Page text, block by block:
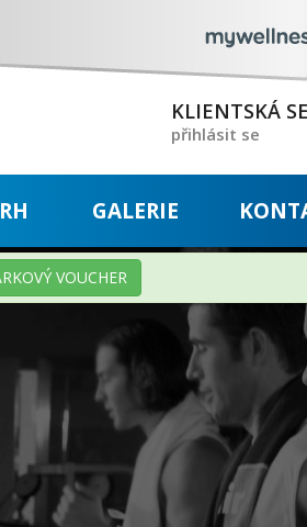
KLIENTSKÁ
přihlásit se
GALERIE
VOUCHER